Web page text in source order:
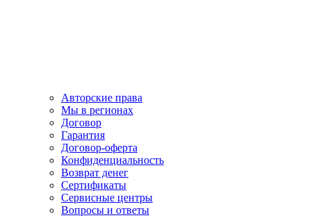
Авторские права
Мы в регионах
Договор
Гарантия
Договор-оферта
Конфиденциальность
Возврат денег
Сертификаты
Сервисные центры
Вопросы и ответы